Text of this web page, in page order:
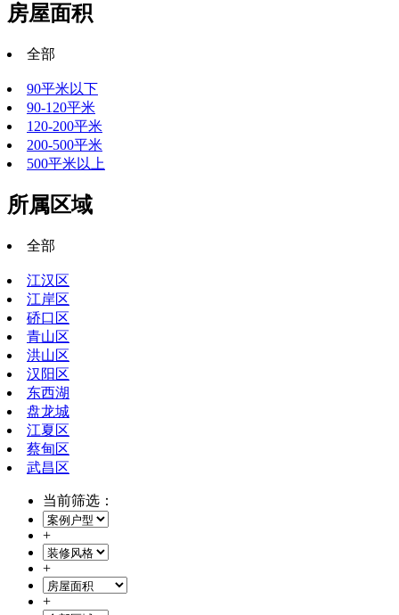
房屋面积
全部
90平米以下
90-120平米
120-200平米
200-500平米
500平米以上
所属区域
全部
江汉区
江岸区
硚口区
青山区
洪山区
汉阳区
东西湖
盘龙城
江夏区
蔡甸区
武昌区
当前筛选：
+
+
+